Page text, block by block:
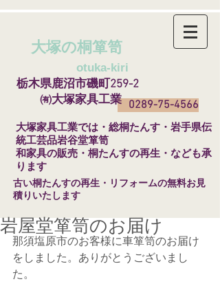
大塚の桐箪笥
otuka-kiri
0289-75-4566
栃木県鹿沼市磯町259-2
㈲大塚家具工業
​大塚家具工業では・総桐たんす・岩手県伝
統工芸品岩谷堂箪笥
和家具の販売・桐たんすの再生・なども承
ります
​古い桐たんすの再生・リフォームの無料お見
積りいたします
岩屋堂箪笥のお届け
那須塩原市のお客様に車箪笥のお届け
をしました。ありがとうございまし
た。